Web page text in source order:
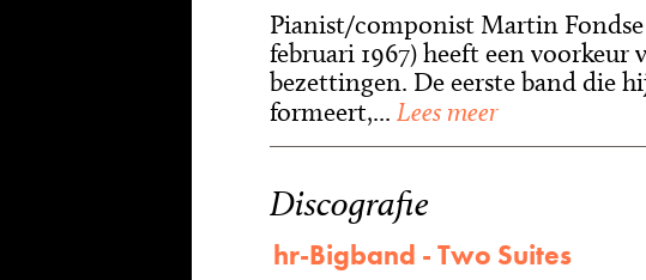
Pianist/componist Martin
februari 1967) heeft een voorkeur
bezettingen. De eerste band die
formeert,... Lees meer
Discografie
hr-Bigband - Two Suites